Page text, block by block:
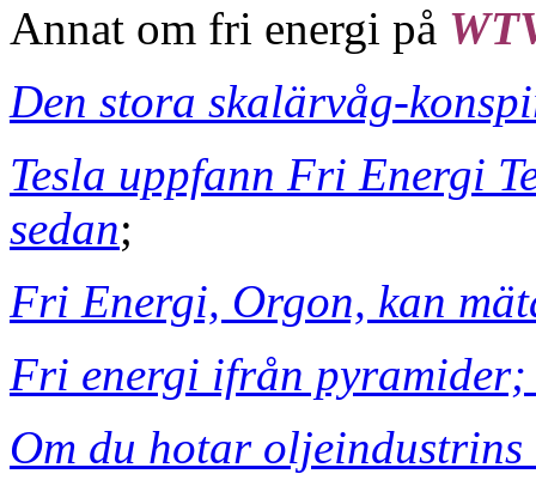
Annat om fri energi på
Den stora skalärvåg-
Tesla uppfann Fri Energi
sedan;
Fri Energi, Orgon, kan
Fri energi ifrån pyramider;
Om du hotar